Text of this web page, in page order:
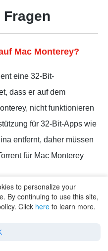
Mac Monterey?
eine 32-Bit-
dass er auf dem
nicht funktionieren
für 32-Bit-Apps wie
entfernt, daher müssen
für Mac Monterey
to personalize your
By continuing to use this site,
Click here to learn more.